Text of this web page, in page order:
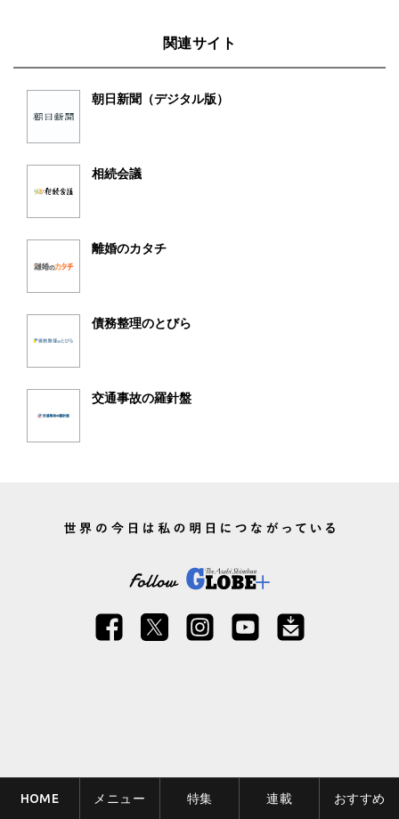
関連サイト
朝日新聞（デジタル版）
相続会議
離婚のカタチ
債務整理のとびら
交通事故の羅針盤
HOME メニュー 特集 連載 おすすめ